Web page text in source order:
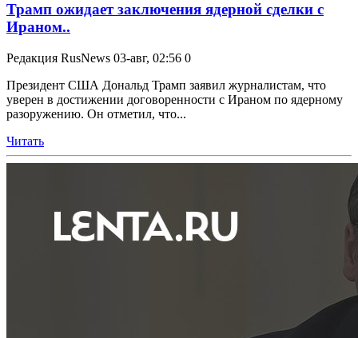
Трамп ожидает заключения ядерной сделки с
Ираном..
Редакция RusNews 03-авг, 02:56 0
Президент США Дональд Трамп заявил журналистам, что
уверен в достижении договоренности с Ираном по ядерному
разоружению. Он отметил, что...
Читать